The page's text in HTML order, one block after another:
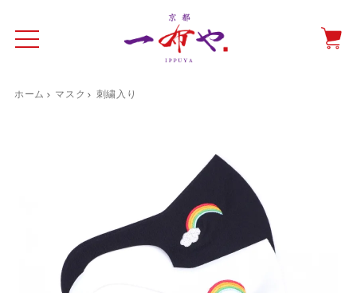
ド 一布やについて 商品をみる
光田愛のテーブルコーディネート
ホーム マスク 刺繍入り